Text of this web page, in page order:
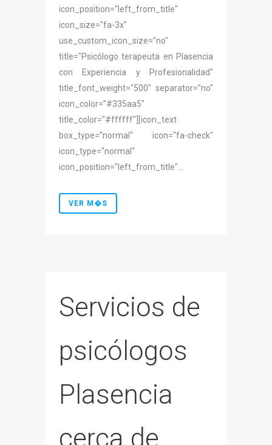
icon_position="left_from_title"
icon_size="fa-3x"
use_custom_icon_size="no"
title="Psicólogo terapeuta en Plasencia
con Experiencia y Profesionalidad"
title_font_weight="500" separator="no"
icon_color="#335aa5"
title_color="#ffffff"][icon_text
box_type="normal" icon="fa-check"
icon_type="normal"
icon_position="left_from_title"...
VER M�S
Servicios de
psicólogos
Plasencia
cerca de